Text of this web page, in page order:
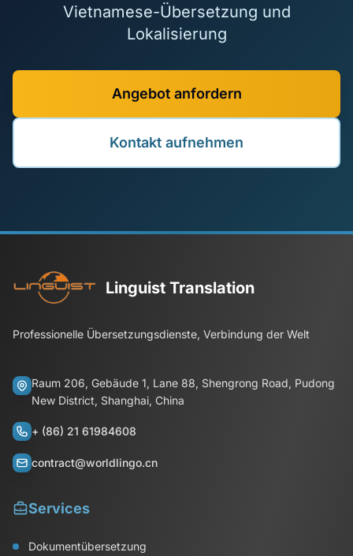
Vietnamese-Übersetzung und
Lokalisierung
Angebot anfordern
Kontakt aufnehmen
Linguist Translation
Professionelle Übersetzungsdienste, Verbindung der Welt
Raum 206, Gebäude 1, Lane 88, Shengrong Road, Pudong
New District, Shanghai, China
+ (86) 21 61984608
contract@worldlingo.cn
Services
Dokumentübersetzung